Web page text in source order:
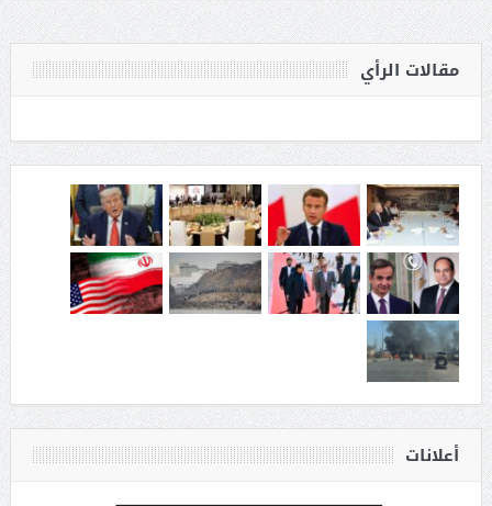
مقالات الرأي
أعلانات